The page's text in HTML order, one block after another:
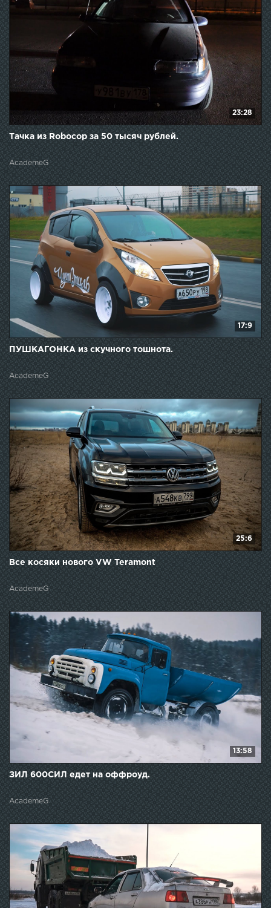
23:28
Тачка из Robocop за 50 тысяч рублей.
AcademeG
17:9
ПУШКАГОНКА из скучного тошнота.
AcademeG
25:6
Все косяки нового VW Teramont
AcademeG
13:58
ЗИЛ 600СИЛ едет на оффроуд.
AcademeG